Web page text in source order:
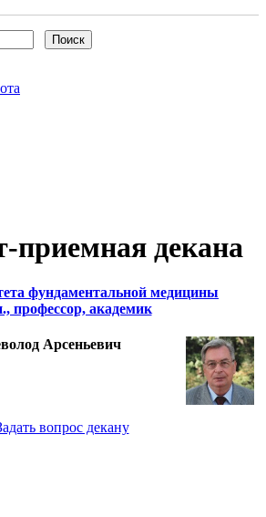
приемная декана
фундаментальной медицины
профессор, академик
Арсеньевич
вопрос декану